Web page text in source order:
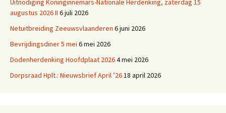
Uitnodiging Koninginnemars-Nationale Herdenking, zaterdag 15
augustus 2026 II 6 juli 2026
Netuitbreiding Zeeuwsvlaanderen 6 juni 2026
Bevrijdingsdiner 5 mei 6 mei 2026
Dodenherdenking Hoofdplaat 20264 mei 2026
Dorpsraad Hplt.: Nieuwsbrief April ’2618 april 2026